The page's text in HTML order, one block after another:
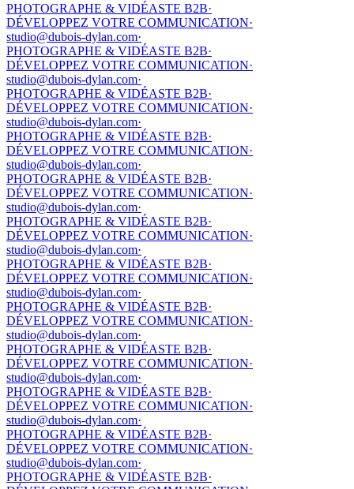
PHOTOGRAPHE & VIDÉASTE B2B·
DÉVELOPPEZ VOTRE COMMUNICATION·
studio@dubois-dylan.com·
PHOTOGRAPHE & VIDÉASTE B2B·
DÉVELOPPEZ VOTRE COMMUNICATION·
studio@dubois-dylan.com·
PHOTOGRAPHE & VIDÉASTE B2B·
DÉVELOPPEZ VOTRE COMMUNICATION·
studio@dubois-dylan.com·
PHOTOGRAPHE & VIDÉASTE B2B·
DÉVELOPPEZ VOTRE COMMUNICATION·
studio@dubois-dylan.com·
PHOTOGRAPHE & VIDÉASTE B2B·
DÉVELOPPEZ VOTRE COMMUNICATION·
studio@dubois-dylan.com·
PHOTOGRAPHE & VIDÉASTE B2B·
DÉVELOPPEZ VOTRE COMMUNICATION·
studio@dubois-dylan.com·
PHOTOGRAPHE & VIDÉASTE B2B·
DÉVELOPPEZ VOTRE COMMUNICATION·
studio@dubois-dylan.com·
PHOTOGRAPHE & VIDÉASTE B2B·
DÉVELOPPEZ VOTRE COMMUNICATION·
studio@dubois-dylan.com·
PHOTOGRAPHE & VIDÉASTE B2B·
DÉVELOPPEZ VOTRE COMMUNICATION·
studio@dubois-dylan.com·
PHOTOGRAPHE & VIDÉASTE B2B·
DÉVELOPPEZ VOTRE COMMUNICATION·
studio@dubois-dylan.com·
PHOTOGRAPHE & VIDÉASTE B2B·
DÉVELOPPEZ VOTRE COMMUNICATION·
studio@dubois-dylan.com·
PHOTOGRAPHE & VIDÉASTE B2B·